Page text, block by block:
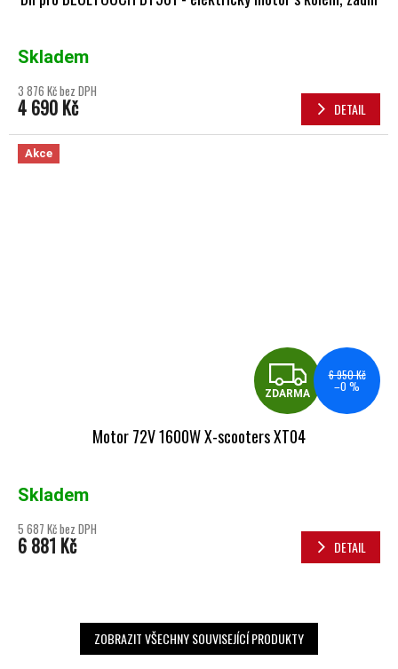
Skladem
3 876 Kč bez DPH
4 690 Kč DETAIL
Akce
ZDARMA
6 950 Kč
–0 %
Motor 72V 1600W X-scooters XT04
Skladem
5 687 Kč bez DPH
6 881 Kč DETAIL
ZOBRAZIT VŠECHNY SOUVISEJÍCÍ PRODUKTY